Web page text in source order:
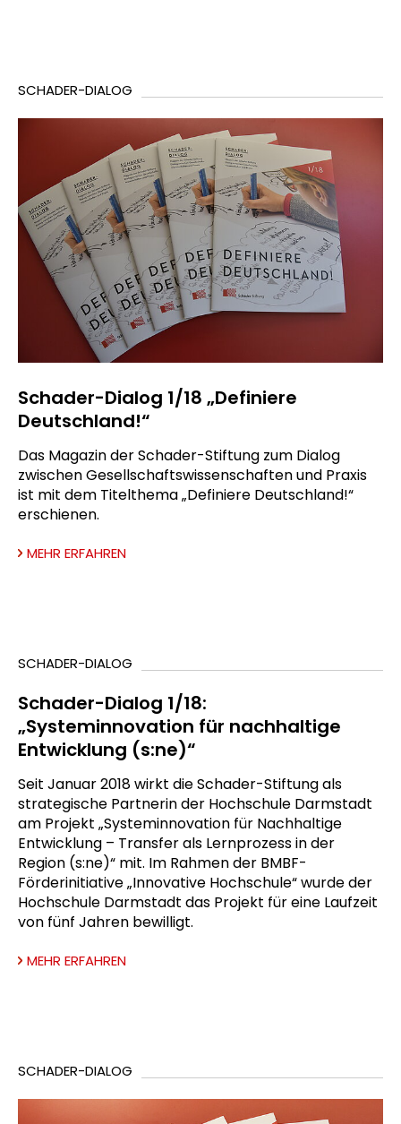
SCHADER-DIALOG
Schader-Dialog 1/18 „Definiere
Deutschland!“
Das Magazin der Schader-Stiftung zum Dialog
zwischen Gesellschaftswissenschaften und Praxis
ist mit dem Titelthema „Definiere Deutschland!“
erschienen.
MEHR ERFAHREN
SCHADER-DIALOG
Schader-Dialog 1/18:
„Systeminnovation für nachhaltige
Entwicklung (s:ne)“
Seit Januar 2018 wirkt die Schader-Stiftung als
strategische Partnerin der Hochschule Darmstadt
am Projekt „Systeminnovation für Nachhaltige
Entwicklung – Transfer als Lernprozess in der
Region (s:ne)“ mit. Im Rahmen der BMBF-
Förderinitiative „Innovative Hochschule“ wurde der
Hochschule Darmstadt das Projekt für eine Laufzeit
von fünf Jahren bewilligt.
MEHR ERFAHREN
SCHADER-DIALOG